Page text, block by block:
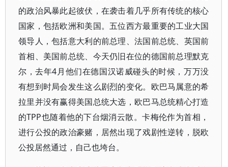
的政治风暴此起彼伏，在袭击着几乎所有传统的核心
国家，包括欧洲和美国。五位西方最重要的工业大国
领导人，包括意大利的前总理、法国前总统、英国前
首相、美国前总统、今天仍旧在位的德国前总理默克
尔，去年4月他们在德国汉诺威碰头的时候，万万没
有想到时局会发生这么剧烈的变化。欧巴马属意的希
拉里并没有赢得美国总统大选，欧巴马总统精心打造
的TPP也随着他的下台烟消云散。卡梅伦作为首相，
进行公投的政治豪赌，居然出现了戏剧性逆转，脱欧
公投居然通过，自己也垮台。